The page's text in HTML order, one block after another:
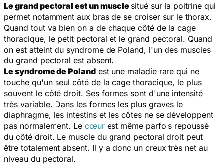
Le grand pectoral est un muscle situé sur la poitrine qui
permet notamment aux bras de se croiser sur le thorax.
Quand tout va bien on a de chaque côté de la cage
thoracique, le petit pectoral et le grand pectoral. Quand
on est atteint du syndrome de Poland, l'un des muscles
du grand pectoral est absent.
Le syndrome de Poland est une maladie rare qui ne
touche qu'un seul côté de la cage thoracique, le plus
souvent le côté droit. Ses formes sont d'une intensité
très variable. Dans les formes les plus graves le
diaphragme, les intestins et les côtes ne se développent
pas normalement. Le cœur est même parfois repoussé
du côté droit. Le muscle du grand pectoral droit peut
être totalement absent. Il y a donc un creux très net au
niveau du pectoral.